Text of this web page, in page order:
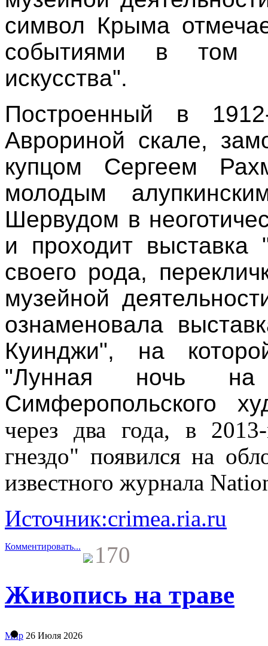
символ Крыма
событиями в том
искусства".
Построенный в
Аврориной скале,
купцом Сергеем
молодым
Шервудом в
и проходит выставка
своего рода,
музейной
ознаменовала
Куинджи", на
"Лунная ночь
Симферопольского
через два года, в
гнездо" появился на
известного журнала
Источник:crimea.ria.ru
Комментировать... 170
Живопись на траве
Мир 26 Июля 2026